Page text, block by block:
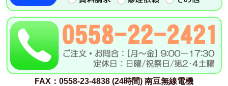
FAX：0558-23-4838 (24時間) 南豆無線電機